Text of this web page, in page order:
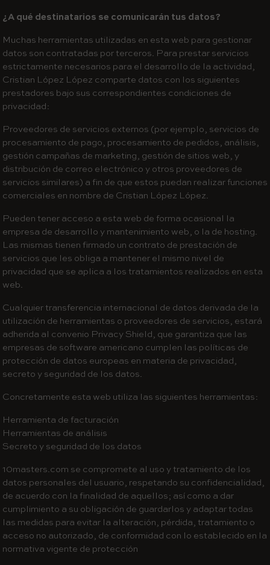
¿A qué destinatarios se comunicarán tus datos?
Muchas herramientas utilizadas en esta web para gestionar
datos son contratadas por terceros. Para prestar servicios
estrictamente necesarios para el desarrollo de la actividad,
Cristian López López comparte datos con los siguientes
prestadores bajo sus correspondientes condiciones de
privacidad:
Proveedores de servicios externos (por ejemplo, servicios de
procesamiento de pago, procesamiento de pedidos, análisis,
gestión campañas de marketing, gestión de sitios web, y
distribución de correo electrónico y otros proveedores de
servicios similares) a fin de que estos puedan realizar funciones
comerciales en nombre de Cristian López López.
Pueden tener acceso a esta web de forma ocasional la
empresa de desarrollo y mantenimiento web, o la de hosting.
Las mismas tienen firmado un contrato de prestación de
servicios que les obliga a mantener el mismo nivel de
privacidad que se aplica a los tratamientos realizados en esta
web.
Cualquier transferencia internacional de datos derivada de la
utilización de herramientas o proveedores de servicios, estará
adherida al convenio Privacy Shield, que garantiza que las
empresas de software americano cumplen las políticas de
protección de datos europeas en materia de privacidad,
secreto y seguridad de los datos.
Concretamente esta web utiliza las siguientes herramientas:
Herramienta de facturación
Herramientas de análisis
Secreto y seguridad de los datos
10masters.com se compromete al uso y tratamiento de los
datos personales del usuario, respetando su confidencialidad,
de acuerdo con la finalidad de aquellos; así como a dar
cumplimiento a su obligación de guardarlos y adaptar todas
las medidas para evitar la alteración, pérdida, tratamiento o
acceso no autorizado, de conformidad con lo establecido en la
normativa vigente de protección